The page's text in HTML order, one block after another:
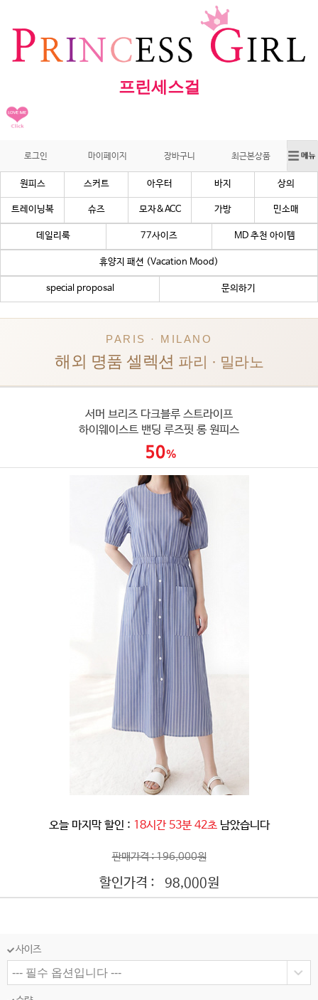
프린세스걸
로그인 마이페이지 장바구니 최근본상품
원피스 스커트 아우터 바지 상의
트레이닝복 슈즈 모자&ACC 가방 민소매
데일리룩 77사이즈 MD 추천 아이템
휴양지 패션 (Vacation Mood)
special proposal 문의하기
PARIS · MILANO
해외 명품 셀렉션 파리 · 밀라노
서머 브리즈 다크블루 스트라이프
하이웨이스트 밴딩 루즈핏 롱 원피스
오늘 마지막 할인 : 18시간 53분 39초 남았습니다
판매가격 : 196,000원
할인가격 : 98,000원
사이즈